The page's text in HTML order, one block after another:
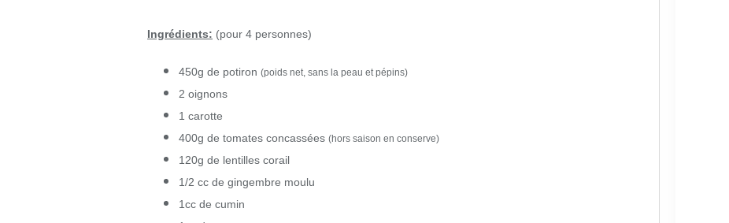
Ingrédients: (pour 4 personnes)
450g de potiron (poids net, sans la peau et pépins)
2 oignons
1 carotte
400g de tomates concassées (hors saison en conserve)
120g de lentilles corail
1/2 cc de gingembre moulu
1cc de cumin